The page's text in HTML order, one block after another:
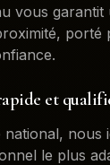
vous garantit
porté
et
nous
le plus